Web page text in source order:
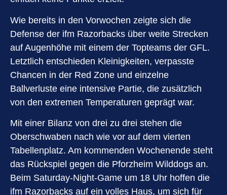
Wie bereits in den Vorwochen zeigte sich die
Defense der ifm Razorbacks über weite Strecken
auf Augenhöhe mit einem der Topteams der GFL.
Letztlich entschieden Kleinigkeiten, verpasste
Chancen in der Red Zone und einzelne
Ballverluste eine intensive Partie, die zusätzlich
von den extremen Temperaturen geprägt war.
Mit einer Bilanz von drei zu drei stehen die
Oberschwaben nach wie vor auf dem vierten
Tabellenplatz. Am kommenden Wochenende steht
das Rückspiel gegen die Pforzheim Wilddogs an.
Beim Saturday-Night-Game um 18 Uhr hoffen die
ifm Razorbacks auf ein volles Haus, um sich für